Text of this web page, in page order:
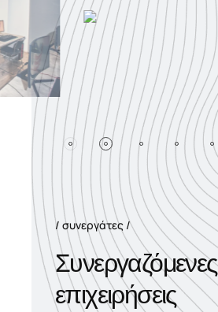
συνεργάτες
Συνεργαζόμενες
επιχειρήσεις